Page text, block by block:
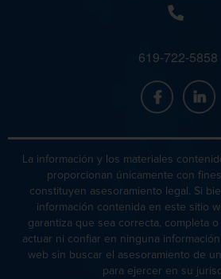
Amenazas Criminales
Lesión Corporal a un
Orden de Protección
Peligro Infantil
Homicidio
Homicidio
Homicidio
619-722-5858
La información y los materiales
proporcionan únicamente con
constituyen asesoramiento legal. Si
información contenida en este sitio
garantiza que sea correcta, completa
actuar ni confiar en ninguna
web sin buscar el asesoramiento de
para ejercer en su